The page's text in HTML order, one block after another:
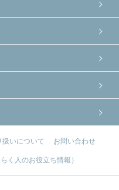
いについて お問い合わせ
く人のお役立ち情報）